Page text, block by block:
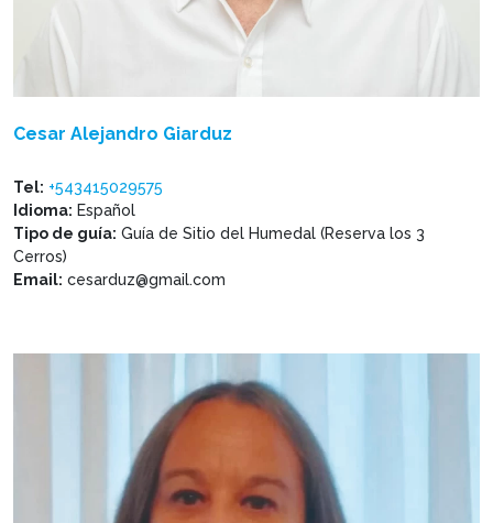
Cesar Alejandro Giarduz
Tel: +543415029575
Idioma: Español
Tipo de guía: Guía de Sitio del Humedal (Reserva los 3
Cerros)
Email: cesarduz@gmail.com